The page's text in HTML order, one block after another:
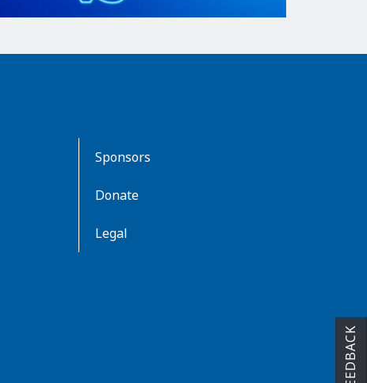
Sponsors
Donate
Legal
FEEDBACK